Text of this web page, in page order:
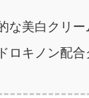
な美白クリー
ロキノン配